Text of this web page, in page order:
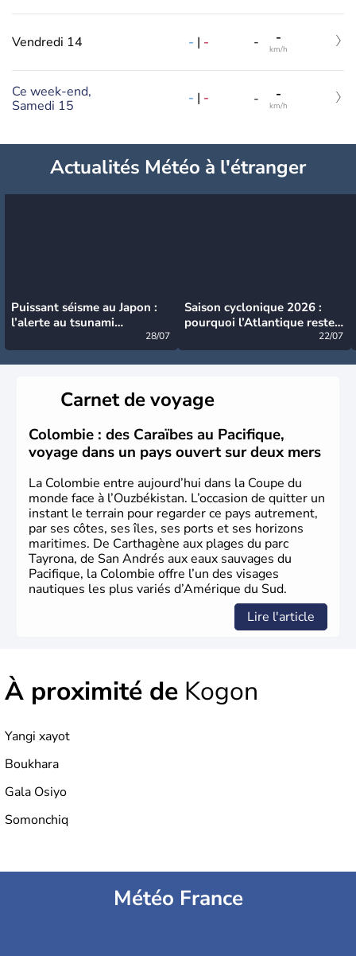
Vendredi 14 - | - - -
km/h
Ce week-end,
Samedi 15
- | - - -
km/h
Actualités Météo à l'étranger
Puissant séisme au Japon :
l’alerte au tsunami
28/07
Saison cyclonique 2026 :
pourquoi l’Atlantique reste
22/07
Carnet de voyage
Colombie : des Caraïbes au Pacifique,
voyage dans un pays ouvert sur deux mers
La Colombie entre aujourd’hui dans la Coupe du
monde face à l’Ouzbékistan. L’occasion de quitter un
instant le terrain pour regarder ce pays autrement,
par ses côtes, ses îles, ses ports et ses horizons
maritimes. De Carthagène aux plages du parc
Tayrona, de San Andrés aux eaux sauvages du
Pacifique, la Colombie offre l’un des visages
nautiques les plus variés d’Amérique du Sud.
Lire l'article
À proximité de Kogon
Yangi xayot
Boukhara
Gala Osiyo
Somonchiq
Météo France